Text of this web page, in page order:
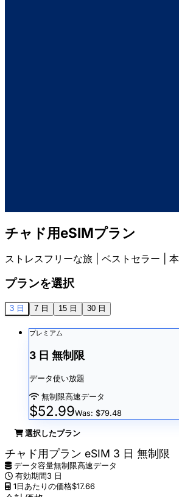
チャド用eSIMプラン
ストレスフリーな旅 | ベストセラー |
プランを選択
3 日 7 日 15 日 30 日
プレミアム
3 日 無制限
データ使い放題
無制限高速データ
$52.99Was: $79.48
選択したプラン
チャド用プラン eSIM 3 日 無制限
データ容量無制限高速データ
有効期間 3 日
1日あたりの価格$17.66